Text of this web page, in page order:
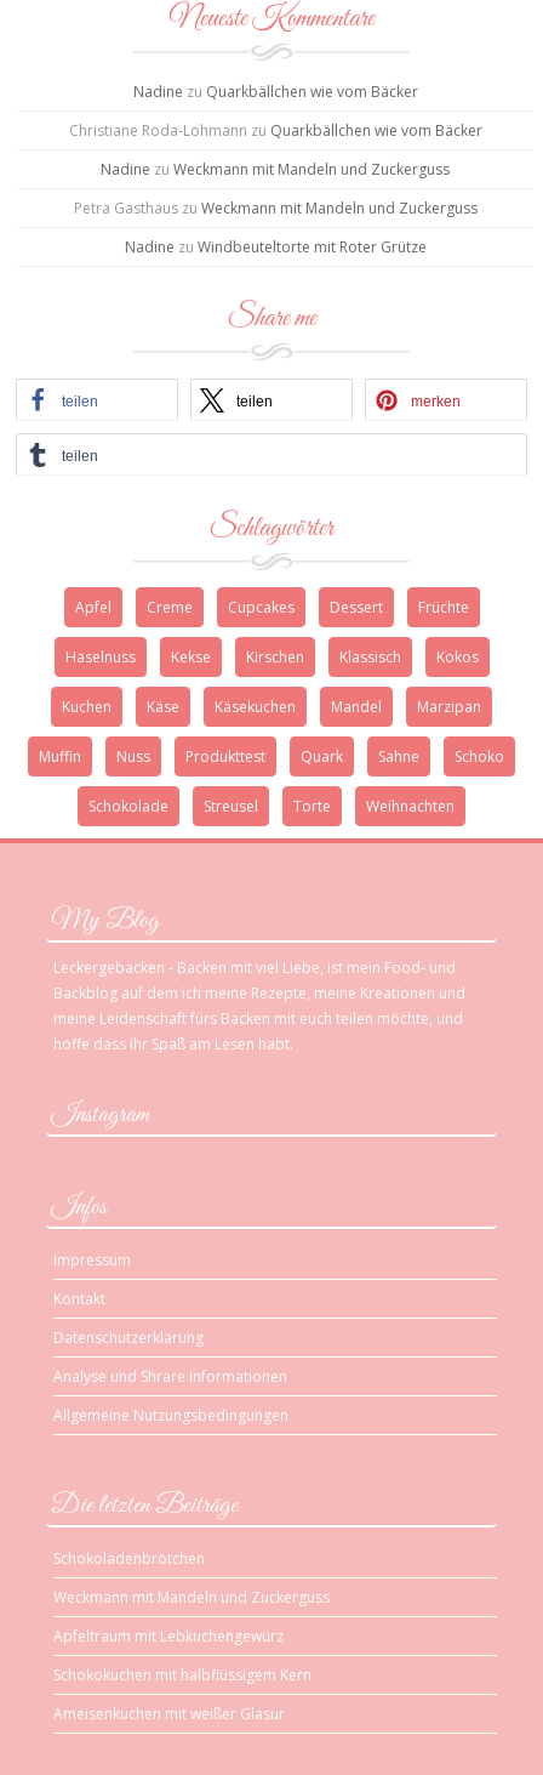
Neueste Kommentare
Nadine zu Quarkbällchen wie vom Bäcker
Christiane Roda-Lohmann zu Quarkbällchen wie vom Bäcker
Nadine zu Weckmann mit Mandeln und Zuckerguss
Petra Gasthauszu Weckmann mit Mandeln und Zuckerguss
Nadine zu Windbeuteltorte mit Roter Grütze
Share me
teilen teilen merken
teilen
Schlagwörter
Apfel Creme Cupcakes Dessert Früchte
Haselnuss Kekse Kirschen Klassisch Kokos
Kuchen Käse Käsekuchen Mandel Marzipan
Muffin Nuss Produkttest Quark Sahne Schoko
Schokolade Streusel Torte Weihnachten
My Blog
Leckergebacken - Backen mit viel Liebe, ist mein Food- und
Backblog auf dem ich meine Rezepte, meine Kreationen und
meine Leidenschaft fürs Backen mit euch teilen möchte, und
hoffe dass ihr Spaß am Lesen habt.
Instagram
Infos
Impressum
Kontakt
Datenschutzerklärung
Analyse und Shrare Informationen
Allgemeine Nutzungsbedingungen
Die letzten Beiträge
Schokoladenbrötchen
Weckmann mit Mandeln und Zuckerguss
Apfeltraum mit Lebkuchengewürz
Schokokuchen mit halbflüssigem Kern
Ameisenkuchen mit weißer Glasur